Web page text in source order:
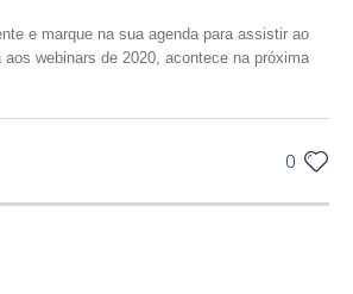
e marque na sua agenda para assistir ao
webinars de 2020, acontece na próxima
0